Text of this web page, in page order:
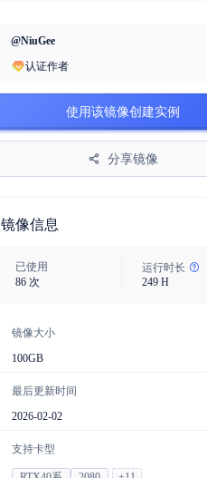
@NiuGee
认证作者
使用该镜像创建实例
分享镜像
镜像信息
已使用
86 次
运行时长
249H
镜像大小
100GB
最后更新时间
2026-02-02
支持卡型